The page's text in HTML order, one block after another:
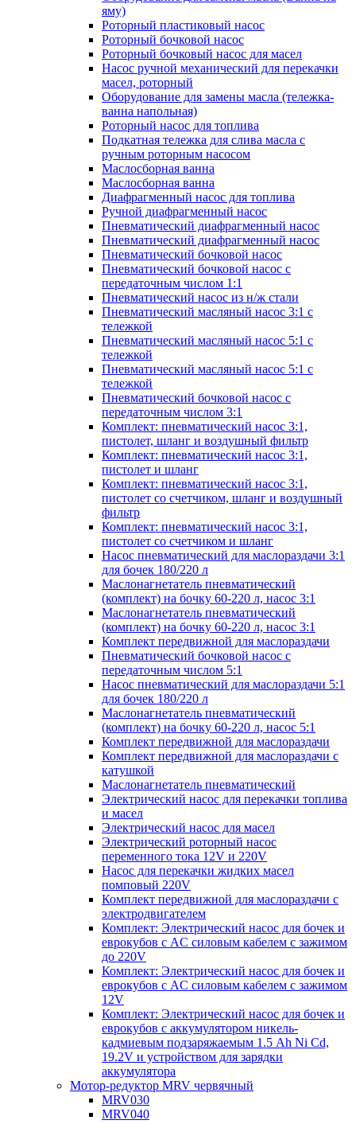
яму)
Роторный пластиковый насос
Роторный бочковой насос
Роторный бочковый насос для масел
Насос ручной механический для перекачки
масел, роторный
Оборудование для замены масла (тележка-
ванна напольная)
Роторный насос для топлива
Подкатная тележка для слива масла с
ручным роторным насосом
Маслосборная ванна
Маслосборная ванна
Диафрагменный насос для топлива
Ручной диафрагменный насос
Пневматический диафрагменный насос
Пневматический диафрагменный насос
Пневматический бочковой насос
Пневматический бочковой насос с
передаточным числом 1:1
Пневматический насос из н/ж стали
Пневматический масляный насос 3:1 с
тележкой
Пневматический масляный насос 5:1 с
тележкой
Пневматический масляный насос 5:1 с
тележкой
Пневматический бочковой насос с
передаточным числом 3:1
Комплект: пневматический насос 3:1,
пистолет, шланг и воздушный фильтр
Комплект: пневматический насос 3:1,
пистолет и шланг
Комплект: пневматический насос 3:1,
пистолет со счетчиком, шланг и воздушный
фильтр
Комплект: пневматический насос 3:1,
пистолет со счетчиком и шланг
Насос пневматический для маслораздачи 3:1
для бочек 180/220 л
Маслонагнетатель пневматический
(комплект) на бочку 60-220 л, насос 3:1
Маслонагнетатель пневматический
(комплект) на бочку 60-220 л, насос 3:1
Комплект передвижной для маслораздачи
Пневматический бочковой насос с
передаточным числом 5:1
Насос пневматический для маслораздачи 5:1
для бочек 180/220 л
Маслонагнетатель пневматический
(комплект) на бочку 60-220 л, насос 5:1
Комплект передвижной для маслораздачи
Комплект передвижной для маслораздачи с
катушкой
Маслонагнетатель пневматический
Электрический насос для перекачки топлива
и масел
Электрический насос для масел
Электрический роторный насос
переменного тока 12V и 220V
Насос для перекачки жидких масел
помповый 220V
Комплект передвижной для маслораздачи с
электродвигателем
Комплект: Электрический насос для бочек и
еврокубов с AC силовым кабелем с зажимом
до 220V
Комплект: Электрический насос для бочек и
еврокубов с AC силовым кабелем с зажимом
12V
Комплект: Электрический насос для бочек и
еврокубов с аккумулятором никель-
кадмиевым подзаряжаемым 1.5 Ah Ni Cd,
19.2V и устройством для зарядки
аккумулятора
Мотор-редуктор MRV червячный
MRV030
MRV040